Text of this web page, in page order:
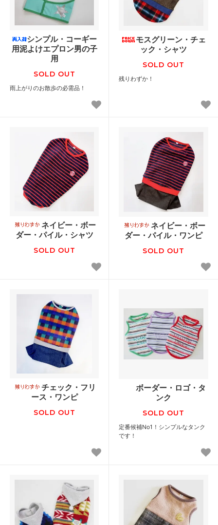
シンプル・コーギー
用泥よけエプロン男の子
用
SOLD OUT
雨上がりのお散歩の必需品！
モスグリーン・チェ
ック・シャツ
SOLD OUT
残りわずか！
ネイビー・ボー
ダー・パイル・シャツ
SOLD OUT
ネイビー・ボー
ダー・パイル・ワンピ
SOLD OUT
チェック・フリ
ース・ワンピ
SOLD OUT
ボーダー・ロゴ・タ
ンク
SOLD OUT
定番候補No1！シンプルなタンク
です！